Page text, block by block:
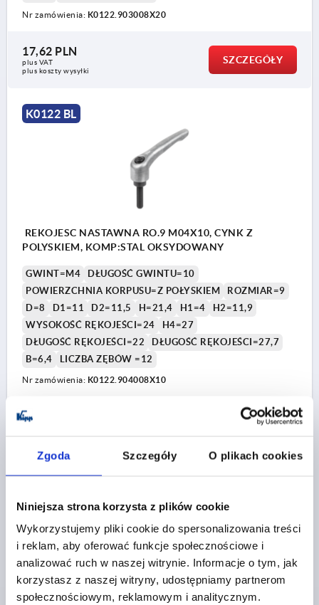
Zgoda Szczegóły O plikach cookies
Niniejsza strona korzysta z plików cookie
Wykorzystujemy pliki cookie do spersonalizowania treści
i reklam, aby oferować funkcje społecznościowe i
analizować ruch w naszej witrynie. Informacje o tym, jak
korzystasz z naszej witryny, udostępniamy partnerom
społecznościowym, reklamowym i analitycznym.
Nr zamówienia: K0122.903008X20
17,62 PLN
plus VAT
plus koszty wysyłki
SZCZEGÓŁY
K0122 BL
REKOJESC NASTAWNA RO.9 M04X10, CYNK Z
POLYSKIEM, KOMP:STAL OKSYDOWANY
GWINT=M4
DŁUGOŚĆ GWINTU=10
POWIERZCHNIA KORPUSU=Z POŁYSKIEM
ROZMIAR=9
D=8
D1=11 D2=11,5 H=21,4 H1=4
H2=11,9
WYSOKOŚĆ RĘKOJEŚCI=24
H4=27
DŁUGOŚĆ RĘKOJEŚCI=22
DŁUGOŚĆ RĘKOJEŚCI=27,7
B=6,4
LICZBA ZĘBÓW =12
Nr zamówienia: K0122.904008X10
17,62 PLN
SZCZEGÓŁY
K0122 BL
REKOJESC NASTAWNA RO.9 M04X15, CYNK Z